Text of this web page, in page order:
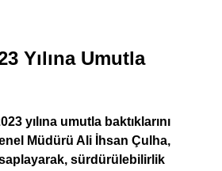
Yılına Umutla
yılına umutla baktıklarını
Müdürü Ali İhsan Çulha,
sürdürülebilirlik